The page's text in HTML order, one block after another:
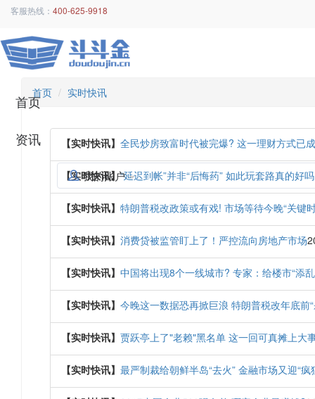
客服热线： 400-625-9918
首页
资讯
我的账户
首页 实时快讯
【实时快讯】 全民炒房致富时代被完爆? 这一理财方式已
【实时快讯】“延迟到帐”并非“后悔药” 如此玩套路真的好
【实时快讯】 特朗普税改政策或有戏! 市场等待今晚“关键
【实时快讯】 消费贷被监管盯上了！严控流向房地产市场
【实时快讯】 中国将出现8个一线城市? 专家：给楼市“添
【实时快讯】 今晚这一数据恐再掀巨浪 特朗普税改年底前
【实时快讯】 贾跃亭上了"老赖"黑名单 这一回可真摊上大
【实时快讯】 最严制裁给朝鲜半岛“去火” 金融市场又迎“疯